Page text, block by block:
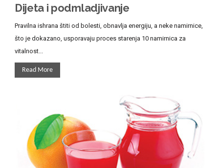
Dijeta i podmladjivanje
Pravilna ishrana štiti od bolesti, obnavlja energiju, a neke namirnice,
što je dokazano, usporavaju proces starenja 10 namirnica za
vitalnost...
Read More